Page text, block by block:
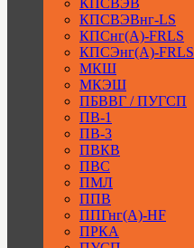
КПСВЭВ
КПСВЭВнг-LS
КПСнг(А)-FRLS
КПСЭнг(А)-FRLS
МКШ
МКЭШ
ПБВВГ / ПУГСП
ПВ-1
ПВ-3
ПВКВ
ПВС
ПМЛ
ППВ
ППГнг(А)-HF
ПРКА